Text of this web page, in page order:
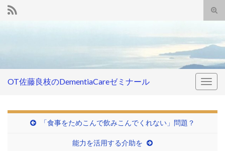
OT佐藤良枝のDementiaCareゼミナール
「食事をためこんで飲みこんでくれない」問題？
能力を活用する介助を